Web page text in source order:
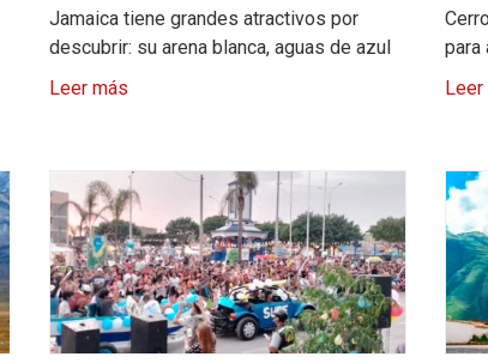
Jamaica tiene grandes atractivos por
descubrir: su arena blanca, aguas de azul
Leer más
para
Leer